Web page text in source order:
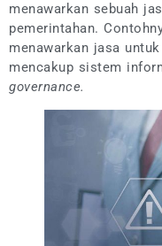
menawarkan sebuah
pemerintahan.
menawarkan jasa
mencakup sistem
governance.